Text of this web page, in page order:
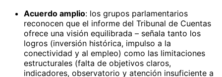
Acuerdo amplio: los grupos parlamentarios
reconocen que el informe del Tribunal de Cuentas
ofrece una visión equilibrada – señala tanto los
logros (inversión histórica, impulso a la
conectividad y al empleo) como las limitaciones
estructurales (falta de objetivos claros,
indicadores, observatorio y atención insuficiente a